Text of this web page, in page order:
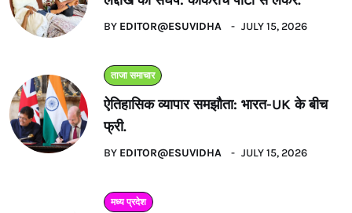
BY EDITOR@ESUVIDHA JULY 15, 2026
ताजा समाचार
ऐतिहासिक व्यापार समझौता: भारत-UK के बीच
फ्री.
BY EDITOR@ESUVIDHA JULY 15, 2026
मध्य प्रदेश